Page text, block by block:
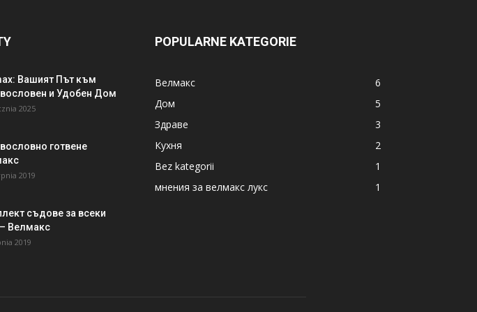
Вашият Път към
и Удобен Дом
2025
готвене
2019
съдове за всеки
Велмакс
2019
POPULARNE KATEGORIE
Велмакс
6
Дом
5
Здраве
3
Кухня
2
Bez kategorii
1
мнения за велмакс лукс
1